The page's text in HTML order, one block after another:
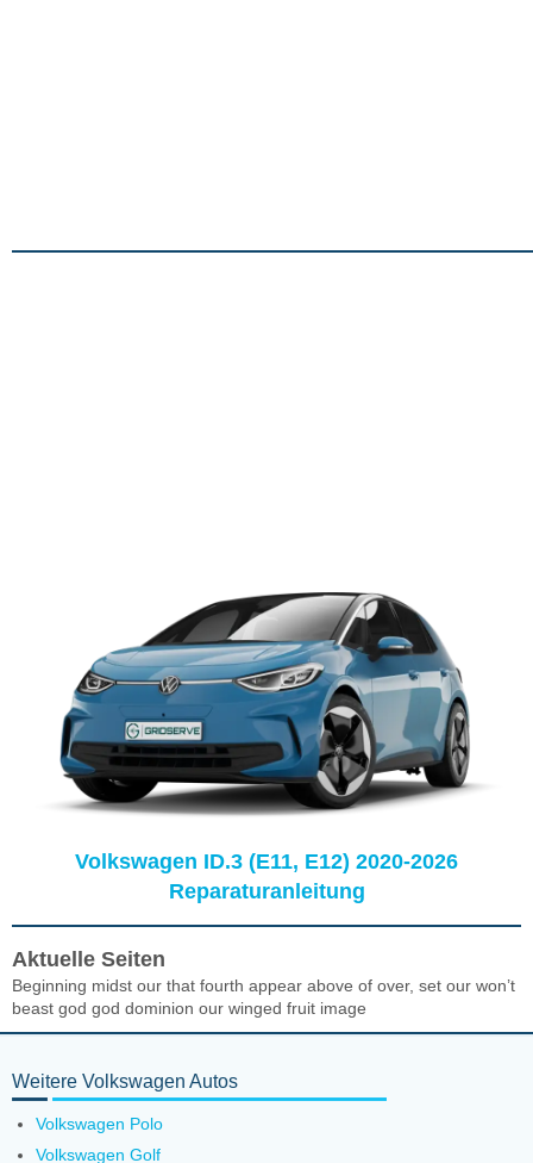
Volkswagen ID.3 (E11, E12) 2020-2026
Reparaturanleitung
Aktuelle Seiten
Beginning midst our that fourth appear above of over, set our won’t
beast god god dominion our winged fruit image
Weitere Volkswagen Autos
Volkswagen Polo
Volkswagen Golf